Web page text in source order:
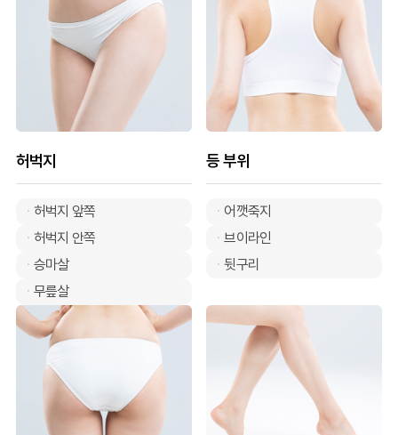
허벅지
허벅지 앞쪽
허벅지 안쪽
승마살
무릎살
등 부위
어깻죽지
브이라인
뒷구리